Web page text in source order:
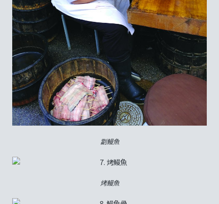
劏鰻魚
烤鰻魚